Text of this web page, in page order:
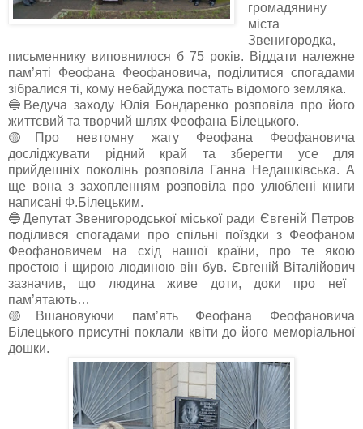
громадянину
міста
Звенигородка,
письменнику виповнилося б 75 років. Віддати належне
пам’яті Феофана Феофановича, поділитися спогадами
зібралися ті, кому небайдужа постать відомого земляка.
🔵 Ведуча заходу Юлія Бондаренко розповіла про його
життєвий та творчий шлях Феофана Білецького.
🟡
Про невтомну жагу Феофана Феофановича
досліджувати рідний край та зберегти усе для
прийдешніх поколінь розповіла Ганна Недашківська. А
ще вона з захопленням розповіла про улюблені книги
написані Ф.Білецьким.
🔵Депутат Звенигородської міської ради Євгеній Петров
поділився спогадами про спільні поїздки з Феофаном
Феофановичем на схід нашої країни, про те якою
простою і щирою людиною він був. Євгеній Віталійович
зазначив, що людина живе доти, доки про неї
пам’ятають…
🟡
Вшановуючи пам’ять Феофана Феофановича
Білецького присутні поклали квіти до його меморіальної
дошки.